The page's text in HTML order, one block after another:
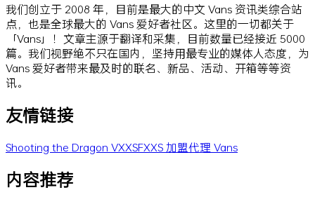
我们创立于 2008 年，目前是最大的中文 Vans 资讯类综合站
点，也是全球最大的 Vans 爱好者社区。这里的一切都关于
「Vans」！文章主源于翻译和采集，目前数量已经接近 5000
篇。我们视野绝不只在国内，坚持用最专业的媒体人态度，为
Vans 爱好者带来最及时的联名、新品、活动、开箱等等资
讯。
友情链接
Shooting the Dragon VXXSFXXS加盟代理 Vans
内容推荐